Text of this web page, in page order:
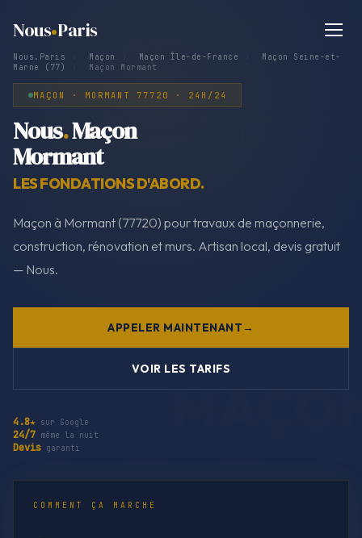
Nous Paris
Nous.Paris Maçon Maçon Île-de-France
Maçon Seine-et-
Marne (77)
Maçon Mormant
MAÇON · MORMANT 77720 · 24H/24
Nous.Maçon
Mormant
LES FONDATIONS D'ABORD.
Maçon à Mormant (77720) pour travaux de maçonnerie,
construction, rénovation et murs. Artisan local, devis gratuit
— Nous.
APPELER MAINTENANT
VOIR LES TARIFS
4.8★ sur Google
24/7 même la nuit
Devis garanti
COMMENT ÇA MARCHE